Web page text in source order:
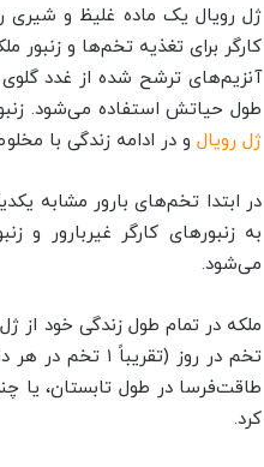
ژل رویال یک ماده غلیظ و شیری
کارگر برای تغذیه تخم‌ها و
آنزیم‌های ترشح شده از غدد گلوی
طول حیاتش استفاده می‌شود. زنبورهای نر و
ژل رویالو در ادامه زندگی با
در ابتدا تخم‌های بارور مشابه
به زنبورهای کارگر غیربارور و
می‌شود.
طاقت‌فرسا در طول تابستان، یا
کرد.